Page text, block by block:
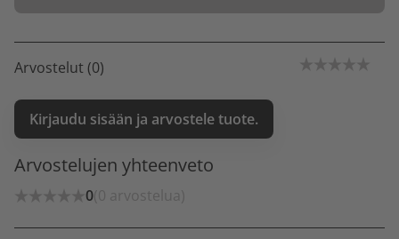
Arvostelut (0)
Kirjaudu sisään ja arvostele tuote.
Arvostelujen yhteenveto
0(0 arvostelua)